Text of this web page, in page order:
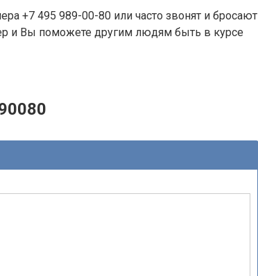
+7 495 989-00-80 или часто звонят и бросают
и Вы поможете другим людям быть в курсе